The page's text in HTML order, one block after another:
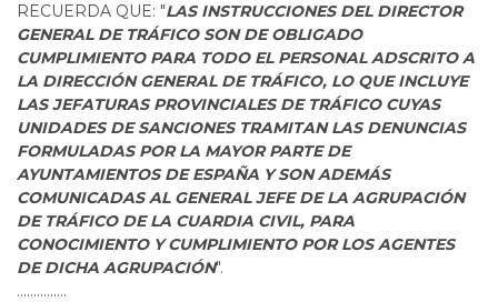
RECUERDA QUE: "LAS INSTRUCCIONES DEL DIRECTOR
GENERAL DE TRÁFICO SON DE OBLIGADO
CUMPLIMIENTO PARA TODO EL PERSONAL ADSCRITO A
LA DIRECCIÓN GENERAL DE TRÁFICO, LO QUE INCLUYE
LAS JEFATURAS PROVINCIALES DE TRÁFICO CUYAS
UNIDADES DE SANCIONES TRAMITAN LAS DENUNCIAS
FORMULADAS POR LA MAYOR PARTE DE
AYUNTAMIENTOS DE ESPAÑA Y SON ADEMÁS
COMUNICADAS AL GENERAL JEFE DE LA AGRUPACIÓN
DE TRÁFICO DE LA CUARDIA CIVIL, PARA
CONOCIMIENTO Y CUMPLIMIENTO POR LOS AGENTES
DE DICHA AGRUPACIÓN".
……………